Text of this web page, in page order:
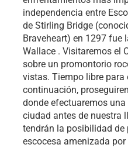
independencia entre
de Stirling Bridge
Braveheart) en 1297 fue
Wallace . Visitaremos el
sobre un promontorio
vistas. Tiempo libre para
continuación,
donde efectuaremos
ciudad antes de nuestra
tendrán la posibilidad de
escocesa amenizada